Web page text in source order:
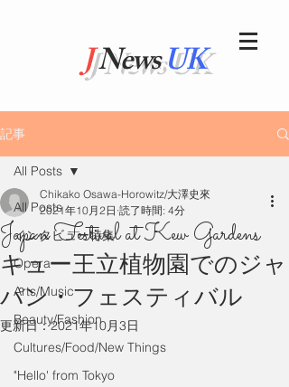
JNewsUK
記事
All Posts
インタビュー特集
Opera
Arts/Music
Beauty/Fashion
Cultures/Food/New Things
"Hello' from Tokyo
All Posts
Japan Festival at Kew Gardens
キュー王立植物園でのジャ
パン・フェスティバル
Chikako Osawa-Horowitz/大澤史來
2021年10月2日 読了時間: 4分
更新日：2021年10月3日